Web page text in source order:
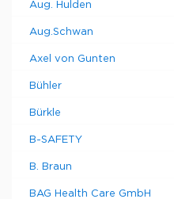
Aug. Hulden
Aug.Schwan
Axel von Gunten
Bühler
Bürkle
B-SAFETY
B. Braun
BAG Health Care GmbH